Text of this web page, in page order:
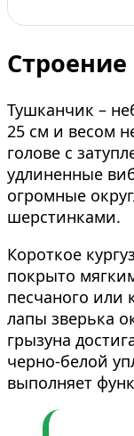
Тушканчик –
25 см и весом
голове с
удлиненные
огромные
шерстинками.
Короткое
покрыто
песчаного или
лапы зверька
грызуна
черно-белой
выполняет